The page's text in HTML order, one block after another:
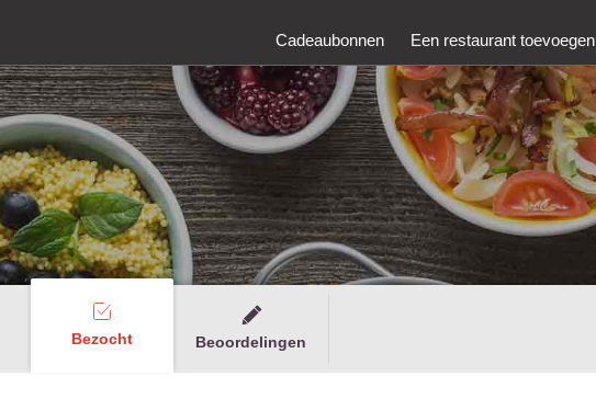
Cadeaubonnen Een restaurant toevoegen
Bezocht Beoordelingen